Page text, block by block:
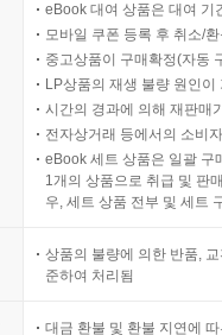
eBook 대여 상품은 대여 기
모바일 쿠폰 등록 후 취소/
중고상품이 구매확정(자동
LP상품의 재생 불량 원인
시간의 경과에 의해 재판매
전자상거래 등에서의 소비
eBook 세트 상품은 일괄 구
1개의 상품으로 취급 및 판
우, 세트 상품 전부 및 세트
상품의 불량에 의한 반품,
준하여 처리됨
대금 환불 및 환불 지연에